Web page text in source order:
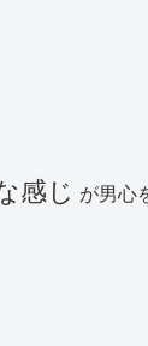
感じ が男心